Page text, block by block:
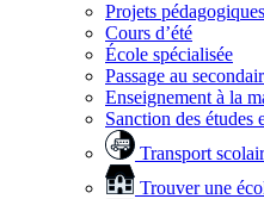
Projets
Cours d’été
École spécialisée
Passage au
Enseignement à la
Sanction des études
Transport
Trouver une